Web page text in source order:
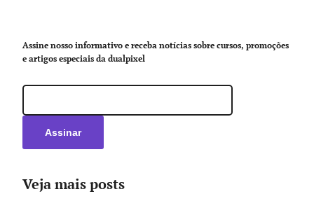
a
l
Assine nosso informativo e receba notícias sobre cursos, promoções
e artigos especiais da dualpixel
Veja mais posts